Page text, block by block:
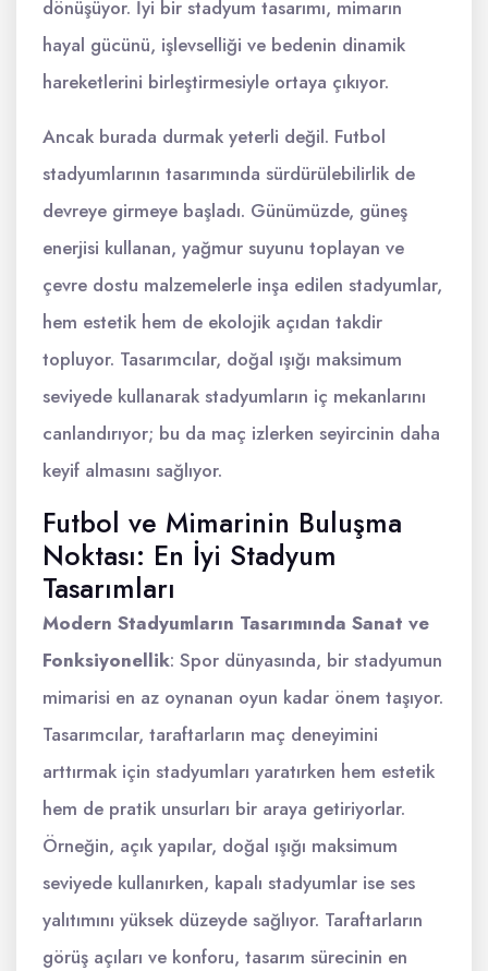
dönüşüyor. İyi bir stadyum tasarımı, mimarın
hayal gücünü, işlevselliği ve bedenin dinamik
hareketlerini birleştirmesiyle ortaya çıkıyor.
Ancak burada durmak yeterli değil. Futbol
stadyumlarının tasarımında sürdürülebilirlik de
devreye girmeye başladı. Günümüzde, güneş
enerjisi kullanan, yağmur suyunu toplayan ve
çevre dostu malzemelerle inşa edilen stadyumlar,
hem estetik hem de ekolojik açıdan takdir
topluyor. Tasarımcılar, doğal ışığı maksimum
seviyede kullanarak stadyumların iç mekanlarını
canlandırıyor; bu da maç izlerken seyircinin daha
keyif almasını sağlıyor.
Futbol ve Mimarinin Buluşma
Noktası: En İyi Stadyum
Tasarımları
Modern Stadyumların Tasarımında Sanat ve
Fonksiyonellik: Spor dünyasında, bir stadyumun
mimarisi en az oynanan oyun kadar önem taşıyor.
Tasarımcılar, taraftarların maç deneyimini
arttırmak için stadyumları yaratırken hem estetik
hem de pratik unsurları bir araya getiriyorlar.
Örneğin, açık yapılar, doğal ışığı maksimum
seviyede kullanırken, kapalı stadyumlar ise ses
yalıtımını yüksek düzeyde sağlıyor. Taraftarların
görüş açıları ve konforu, tasarım sürecinin en